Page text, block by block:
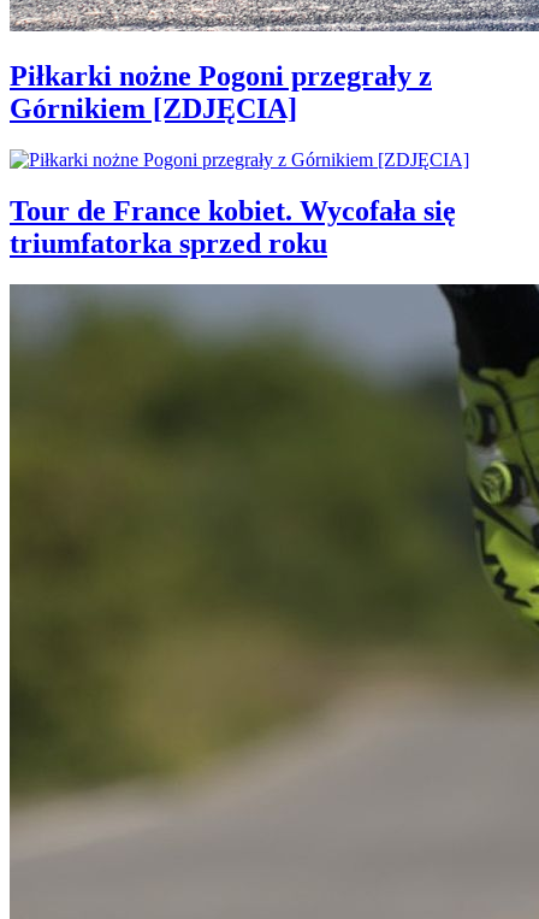
Piłkarki nożne Pogoni przegrały z
Górnikiem [ZDJĘCIA]
Tour de France kobiet. Wycofała się
triumfatorka sprzed roku